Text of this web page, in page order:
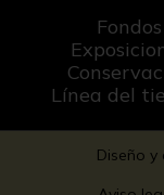
Fondos
Línea del
Diseño y